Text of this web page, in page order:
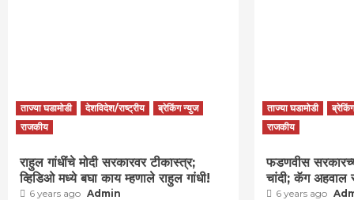
ताज्या घडामोडी देशविदेश/राष्ट्रीय
ब्रेकिंग न्युज
राजकीय
राहुल गांधींचे मोदी सरकारवर टीकास्त्र;
व्हिडिओ मध्ये बघा काय म्हणाले राहुल गांधी!
6 years ago Admin
ताज्या घडामोडी
राजकीय
फडणवीस
चांदी; कॅग अहवाल
6 years ago